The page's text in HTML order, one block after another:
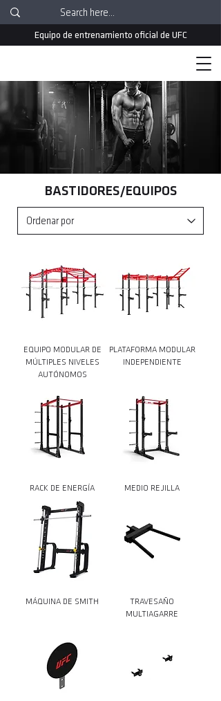
Equipo de entrenamiento oficial de UFC
BASTIDORES/EQUIPOS
EQUIPO MODULAR DE
MÚLTIPLES NIVELES
AUTÓNOMOS
PLATAFORMA MODULAR
INDEPENDIENTE
RACK DE ENERGÍA MEDIO REJILLA
MÁQUINA DE SMITH
TRAVESAÑO
MULTIAGARRE